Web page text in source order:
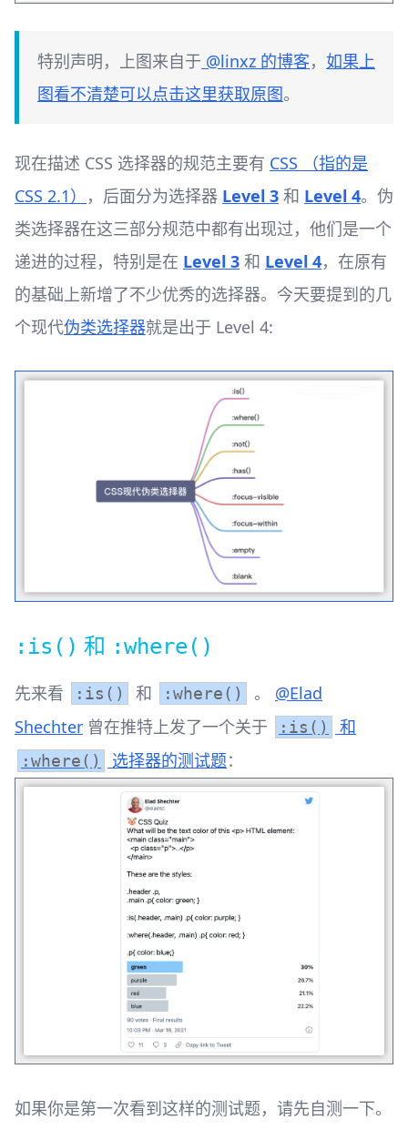
特别声明，上图来自于 @linxz 的博客， 如果上
图看不清楚可以点击这里获取原图。
现在描述 CSS 选择器的规范主要有 CSS （指的是
CSS 2.1）
，后面分为选择器 Level 3 和 Level 4。伪
类选择器在这三部分规范中都有出现过，他们是一个
递进的过程，特别是在 Level 3 和 Level 4，在原有
的基础上新增了不少优秀的选择器。今天要提到的几
个现代伪类选择器就是出于 Level 4:
:is() 和 :where()
先来看 :is() 和 :where() 。 @Elad
Shechter 曾在推特上发了一个关于 :is() 和
:where() 选择器的测试题： ​
如果你是第一次看到这样的测试题，请先自测一下。